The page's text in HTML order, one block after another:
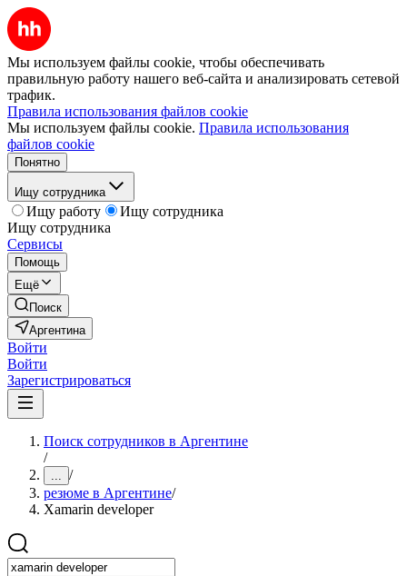
Мы используем файлы cookie, чтобы обеспечивать
правильную работу нашего веб-сайта и анализировать сетевой
трафик.
Правила использования файлов cookie
Мы используем файлы cookie. Правила использования
файлов cookie
Понятно
Ищу сотрудника
Ищу работу
Ищу сотрудника
Ищу сотрудника
Сервисы
Помощь
Ещё
Поиск
Аргентина
Войти
Войти
Зарегистрироваться
Поиск сотрудников в Аргентине
/
... /
резюме в Аргентине/
Xamarin developer